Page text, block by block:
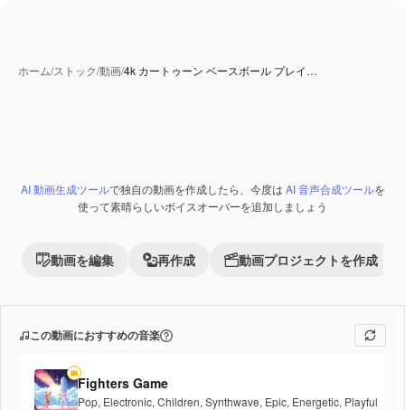
ホーム/ストック/動画/4k カートゥーン ベースボール プレイ…
Premium
AI 動画生成ツールで独自の動画を作成したら、今度は AI 音声合成ツールを
使って素晴らしいボイスオーバーを追加しましょう
動画を編集 再作成 動画プロジェクトを作成
この動画におすすめの音楽
Fighters Game
Pop, Electronic, Children, Synthwave, Epic, Energetic, Playful